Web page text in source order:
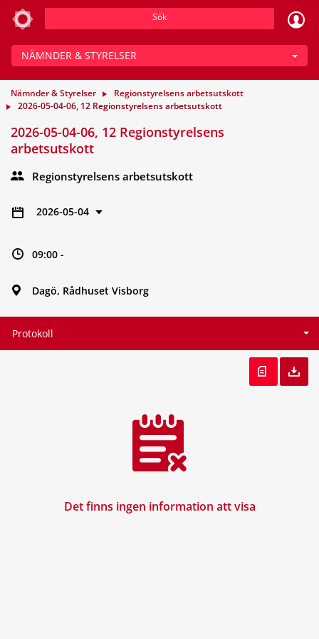
Sök
NÄMNDER & STYRELSER
Nämnder & Styrelser
Regionstyrelsens arbetsutskott
2026-05-04-06, 12 Regionstyrelsens arbetsutskott
2026-05-04-06, 12 Regionstyrelsens
arbetsutskott
Regionstyrelsens arbetsutskott
2026-05-04
09:00 -
Dagö, Rådhuset Visborg
Protokoll
Det finns ingen information att visa